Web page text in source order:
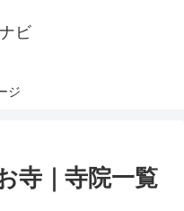
ビ
ジ
寺｜寺院一覧